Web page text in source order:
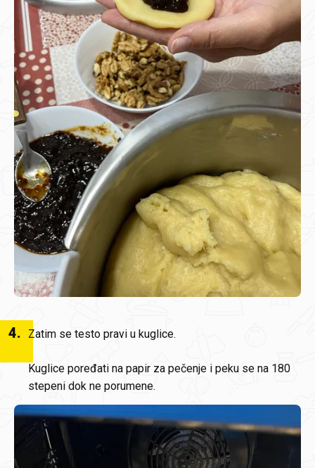
4. Zatim se testo pravi u kuglice.
Kuglice poređati na papir za pečenje i peku se na 180
stepeni dok ne porumene.